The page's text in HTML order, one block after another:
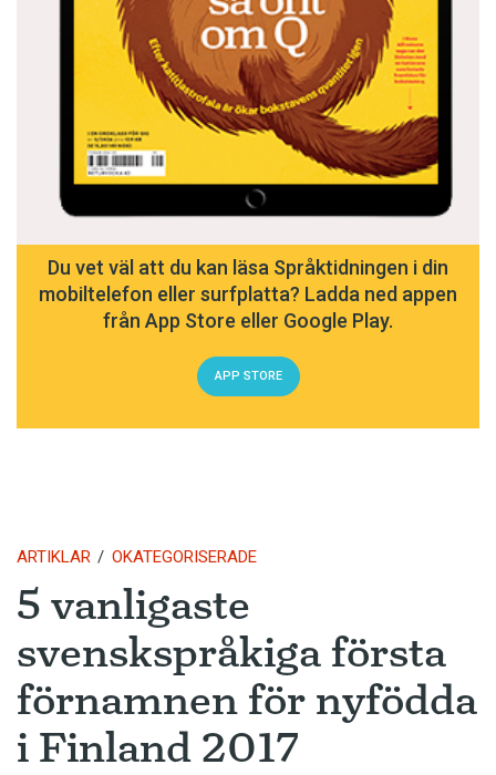
Du vet väl att du kan läsa Språktidningen i din
mobiltelefon eller surfplatta? Ladda ned appen
från App Store eller Google Play.
APP STORE
ARTIKLAR OKATEGORISERADE
5 vanligaste
svenskspråkiga första
förnamnen för nyfödda
i Finland 2017